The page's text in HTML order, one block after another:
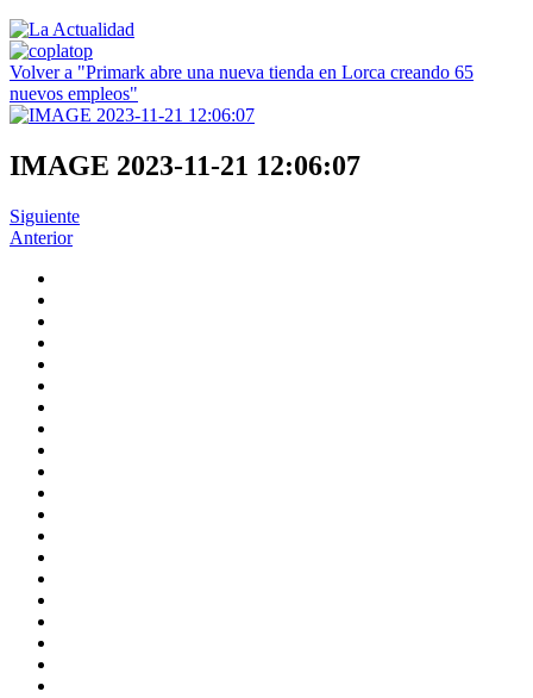
Volver a "Primark abre una nueva tienda en Lorca creando 65
nuevos empleos"
IMAGE 2023-11-21 12:06:07
Siguiente
Anterior